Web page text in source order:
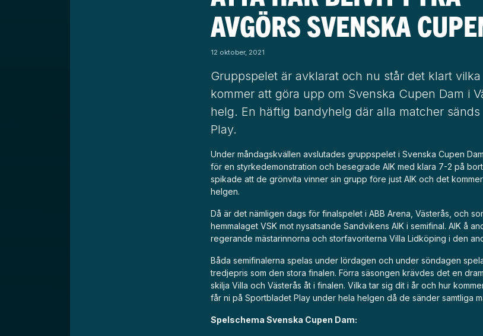
AVGÖRS SVENSKA
12 oktober, 2021
Gruppspelet är avklarat och nu står det klart
kommer att göra upp om Svenska Cupen Dam i
helg. En häftig bandyhelg där alla matcher
Play.
Under måndagskvällen avslutades gruppspelet i Svenska Cupen
för en styrkedemonstration och besegrade AIK med klara 7-2 på
spikade att de grönvita vinner sin grupp före just AIK och det kommer
helgen.
Då är det nämligen dags för finalspelet i ABB Arena, Västerås, och
hemmalaget VSK mot nysatsande Sandvikens AIK i semifinal. AIK å
regerande mästarinnorna och storfavoriterna Villa Lidköping i den
Båda semifinalerna spelas under lördagen och under söndagen
tredjepris som den stora finalen. Förra säsongen krävdes det en
skilja Villa och Västerås åt i finalen. Vilka tar sig dit i år och hur
får ni på Sportbladet Play under hela helgen då de sänder samtliga
Spelschema Svenska Cupen Dam: